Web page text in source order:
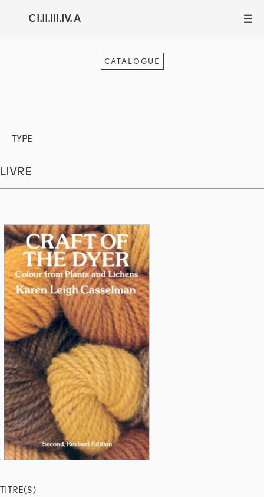
C I.II.III.IV. A III
CATALOGUE
TYPE
LIVRE
TITRE(S)